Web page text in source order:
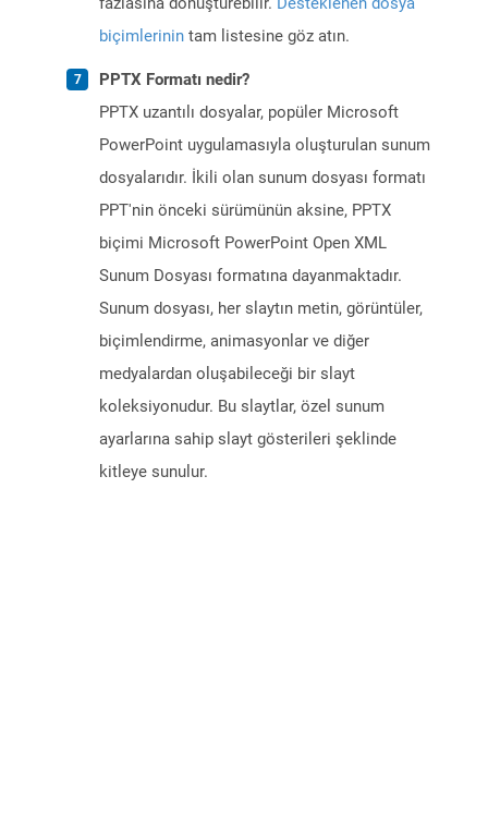
biçimlerinin tam listesine göz atın.
PPTX Formatı nedir?
PPTX uzantılı dosyalar, popüler Microsoft
PowerPoint uygulamasıyla oluşturulan sunum
dosyalarıdır. İkili olan sunum dosyası formatı
PPT'nin önceki sürümünün aksine, PPTX
biçimi Microsoft PowerPoint Open XML
Sunum Dosyası formatına dayanmaktadır.
Sunum dosyası, her slaytın metin, görüntüler,
biçimlendirme, animasyonlar ve diğer
medyalardan oluşabileceği bir slayt
koleksiyonudur. Bu slaytlar, özel sunum
ayarlarına sahip slayt gösterileri şeklinde
kitleye sunulur.